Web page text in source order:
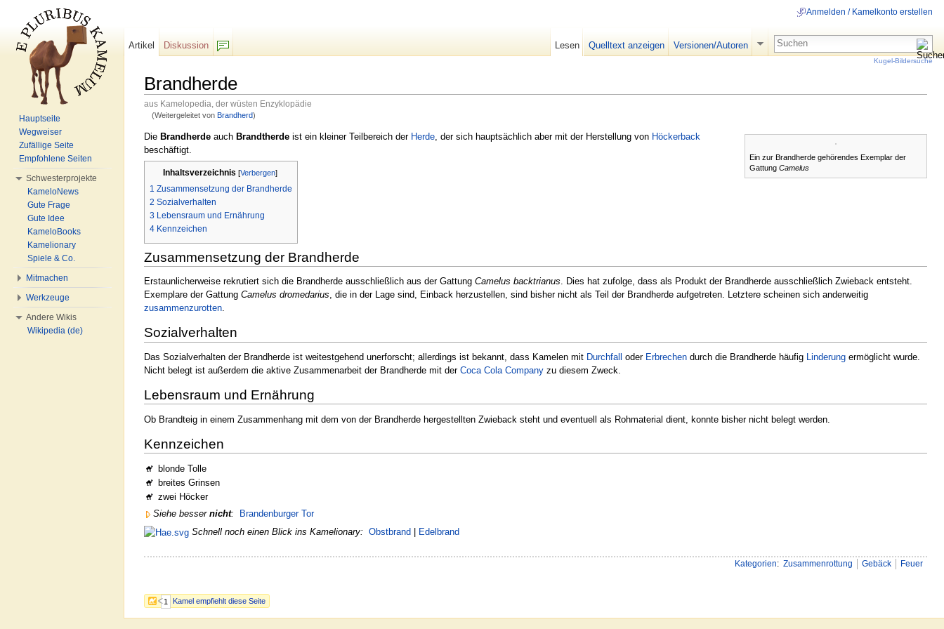
Brandherde
aus Kamelopedia, der wüsten Enzyklopädie
(Weitergeleitet von Brandherd)
1 Kamel empfiehlt diese Seite
Ein zur Brandherde gehörendes Exemplar der
Gattung Camelus
Die Brandherde auch Brandtherde ist ein kleiner Teilbereich der Herde , der sich hauptsächlich aber mit der Herstellung von Höckerback
beschäftigt.
Inhaltsverzeichnis [Verbergen]
1 Zusammensetzung der Brandherde
2 Sozialverhalten
3 Lebensraum und Ernährung
4 Kennzeichen
Zusammensetzung der Brandherde
Erstaunlicherweise rekrutiert sich die Brandherde ausschließlich aus der Gattung Camelus backtrianus. Dies hat zufolge, dass als Produkt der Brandherde ausschließlich Zwieback entsteht.
Exemplare der Gattung Camelus dromedarius, die in der Lage sind, Einback herzustellen, sind bisher nicht als Teil der Brandherde aufgetreten. Letztere scheinen sich anderweitig
zusammenzurotten.
Sozialverhalten
Das Sozialverhalten der Brandherde ist weitestgehend unerforscht; allerdings ist bekannt, dass Kamelen mit Durchfall oder Erbrechen durch die Brandherde häufig Linderung ermöglicht wurde.
Nicht belegt ist außerdem die aktive Zusammenarbeit der Brandherde mit der Coca Cola Company zu diesem Zweck.
Lebensraum und Ernährung
Ob Brandteig in einem Zusammenhang mit dem von der Brandherde hergestellten Zwieback steht und eventuell als Rohmaterial dient, konnte bisher nicht belegt werden.
Kennzeichen
blonde Tolle
breites Grinsen
zwei Höcker
Siehe besser nicht:
Brandenburger Tor
Schnell noch einen Blick ins Kamelionary: Obstbrand | Edelbrand
Kategorien: Zusammenrottung Gebäck Feuer
Anmelden / Kamelkonto erstellen
Artikel
Diskussion
Lesen Quelltext anzeigen Versionen/Autoren
Kugel-Bildersuche
Hauptseite
Wegweiser
Zufällige Seite
Empfohlene Seiten
Schwesterprojekte
KameloNews
Gute Frage
Gute Idee
KameloBooks
Kamelionary
Spiele & Co.
Mitmachen
Werkzeuge
Andere Wikis
Wikipedia (de)